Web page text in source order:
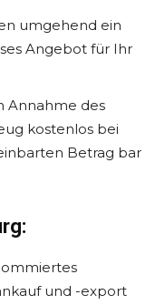
umgehend ein
Angebot für Ihr
Annahme des
kostenlos bei
Betrag bar
und -export